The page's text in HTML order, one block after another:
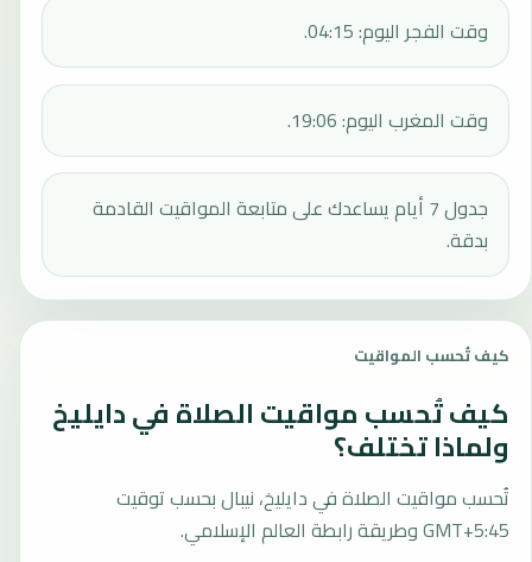
وقت الفجر اليوم: 04:15.
وقت المغرب اليوم: 19:06.
جدول 7 أيام يساعدك على متابعة المواقيت القادمة
بدقة.
كيف تُحسب المواقيت
كيف تُحسب مواقيت الصلاة في دايليخ
ولماذا تختلف؟
تُحسب مواقيت الصلاة في دايليخ، نيبال بحسب توقيت
GMT+5:45 وطريقة رابطة العالم الإسلامي.